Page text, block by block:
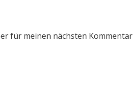
für meinen nächsten Kommentar